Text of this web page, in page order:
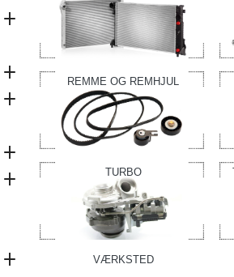
REMME OG REMHJUL
TURBO
VÆRKSTED